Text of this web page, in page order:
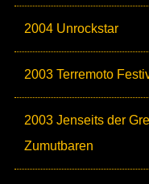
2004 Unrockstar
2003 Terremoto
2003 Jenseits der
Zumutbaren